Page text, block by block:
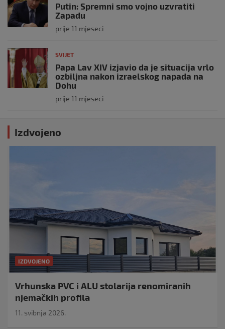
Putin: Spremni smo vojno uzvratiti
Zapadu
prije 11 mjeseci
SVIJET
Papa Lav XIV izjavio da je situacija vrlo
ozbiljna nakon izraelskog napada na
Dohu
prije 11 mjeseci
Izdvojeno
IZDVOJENO
Vrhunska PVC i ALU stolarija renomiranih
njemačkih profila
11. svibnja 2026.